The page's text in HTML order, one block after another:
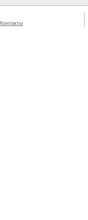
Контакты